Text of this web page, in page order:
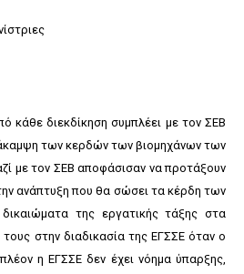
κάθε διεκδίκηση συμπλέει με τον ΣΕΒ
των κερδών των βιομηχάνων των
με τον ΣΕΒ αποφάσισαν να προτάξουν
ανάπτυξη που θα σώσει τα κέρδη των
της εργατικής τάξης στα
στην διαδικασία της ΕΓΣΣΕ όταν ο
η ΕΓΣΣΕ δεν έχει νόημα ύπαρξης,